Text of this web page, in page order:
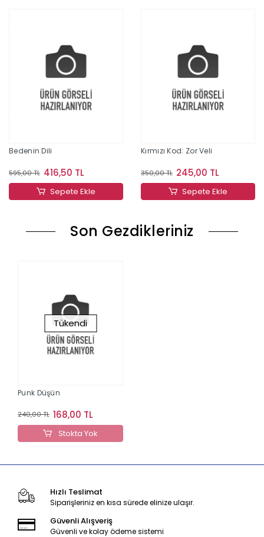
Bedenin Dili
595,00 TL 416,50 TL
Sepete Ekle
Kırmızı Kod: Zor Veli
350,00 TL 245,00 TL
Sepete Ekle
Son Gezdikleriniz
Tükendi
Punk Düşün
240,00 TL 168,00 TL
Stokta Yok
Hızlı Teslimat
Siparişleriniz en kısa sürede elinize ulaşır.
Güvenli Alışveriş
Güvenli ve kolay ödeme sistemi